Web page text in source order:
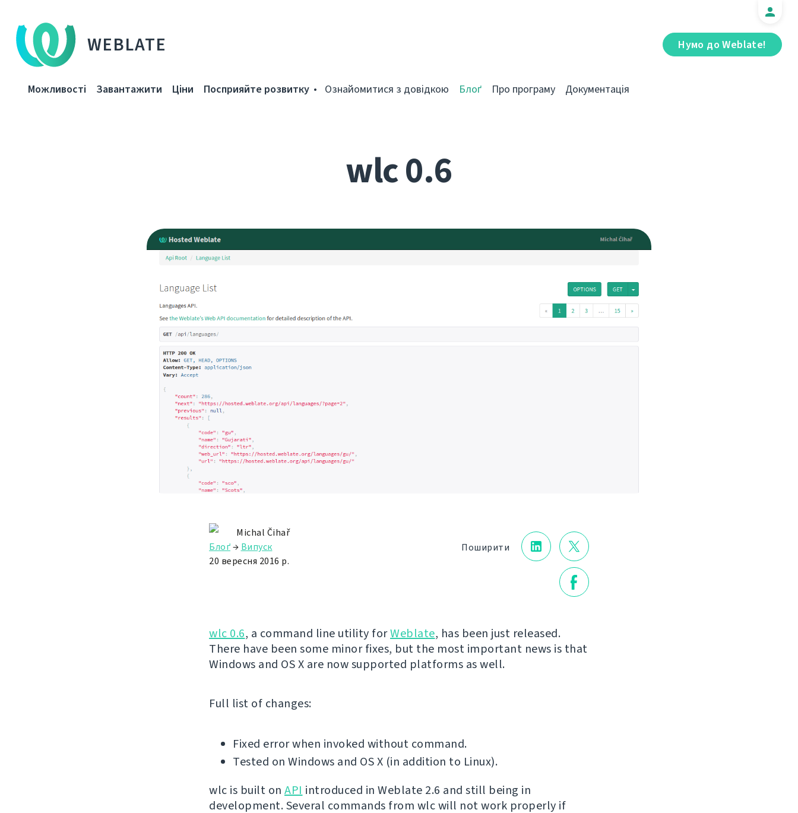
WEBLATE Нумо до Weblate!
Можливості Завантажити Ціни Посприяйте розвитку Ознайомитися з довідкою Блоґ Про програму Документація
wlc 0.6
Поширити
Michal Čihař
Блоґ→ Випуск
20 вересня 2016 р.
wlc 0.6, a command line utility forWeblate, has been just released.
There have been some minor fixes, but the most important news is that
Windows and OS X are now supported platforms as well.
Full list of changes:
Fixed error when invoked without command.
Tested on Windows and OS X (in addition to Linux).
wlc is built on API introduced in Weblate 2.6 and still being in
development. Several commands from wlc will not work properly if